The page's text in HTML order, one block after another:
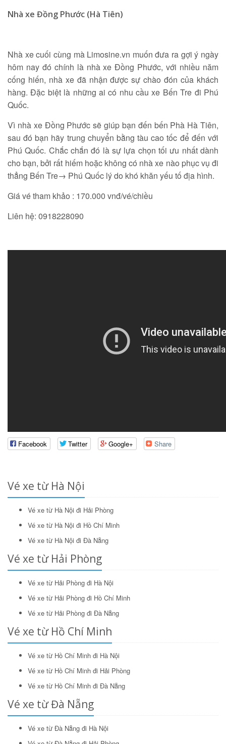
Nhà xe Đồng Phước (Hà Tiên)
Nhà xe cuối cùng mà Limosine.vn muốn đưa ra gợi ý ngày
hôm nay đó chính là nhà xe Đồng Phước, với nhiều năm
cống hiến, nhà xe đã nhận được sự chào đón của khách
hàng. Đặc biệt là những ai có nhu cầu xe Bến Tre đi Phú
Quốc.
Vì nhà xe Đồng Phước sẽ giúp bạn đến bến Phà Hà Tiên,
sau đó bạn hãy trung chuyển bằng tàu cao tốc để đến với
Phú Quốc. Chắc chắn đó là sự lựa chọn tối ưu nhất dành
cho bạn, bởi rất hiếm hoặc không có nhà xe nào phục vụ đi
thẳng Bến Tre→ Phú Quốc lý do khó khăn yếu tố địa hình.
Giá vé tham khảo : 170.000 vnđ/vé/chiều
Liên hệ: 0918228090
Facebook Twitter Google+ Share
Vé xe từ Hà Nội
Vé xe từ Hà Nội đi Hải Phòng
Vé xe từ Hà Nội đi Hồ Chí Minh
Vé xe từ Hà Nội đi Đà Nẵng
Vé xe từ Hải Phòng
Vé xe từ Hải Phòng đi Hà Nội
Vé xe từ Hải Phòng đi Hồ Chí Minh
Vé xe từ Hải Phòng đi Đà Nẵng
Vé xe từ Hồ Chí Minh
Vé xe từ Hồ Chí Minh đi Hà Nội
Vé xe từ Hồ Chí Minh đi Hải Phòng
Vé xe từ Hồ Chí Minh đi Đà Nẵng
Vé xe từ Đà Nẵng
Vé xe từ Đà Nẵng đi Hà Nội